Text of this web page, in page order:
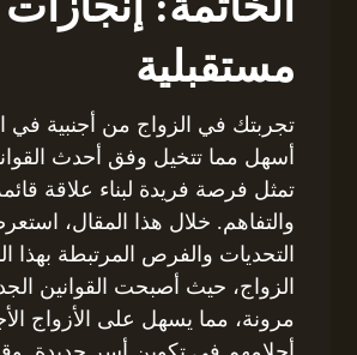
مستقبلية
تجربتك في الزواج من أجنبية في
تمثل فرصة فريدة لبناء علاقة
والتفاهم. خلال هذا المقال،
التحديات والفرص المرتبطة بهذا
الزواج، حيث أصبحت القوانين
مرونة، مما يسهل على الأزواج